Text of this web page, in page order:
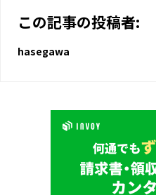
この記事の投稿者:
hasegawa